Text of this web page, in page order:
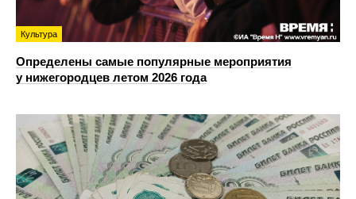
Культура
Определены самые популярные мероприятия
у нижегородцев летом 2026 года